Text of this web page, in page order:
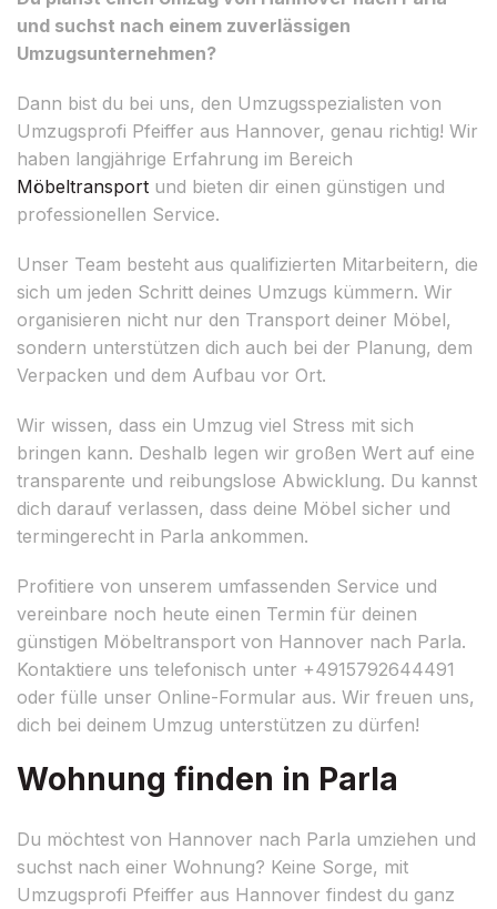
und suchst nach einem zuverlässigen
Umzugsunternehmen?
Dann bist du bei uns, den Umzugsspezialisten von
Umzugsprofi Pfeiffer aus Hannover, genau richtig! Wir
haben langjährige Erfahrung im Bereich
Möbeltransport und bieten dir einen günstigen und
professionellen Service.
Unser Team besteht aus qualifizierten Mitarbeitern, die
sich um jeden Schritt deines Umzugs kümmern. Wir
organisieren nicht nur den Transport deiner Möbel,
sondern unterstützen dich auch bei der Planung, dem
Verpacken und dem Aufbau vor Ort.
Wir wissen, dass ein Umzug viel Stress mit sich
bringen kann. Deshalb legen wir großen Wert auf eine
transparente und reibungslose Abwicklung. Du kannst
dich darauf verlassen, dass deine Möbel sicher und
termingerecht in Parla ankommen.
Profitiere von unserem umfassenden Service und
vereinbare noch heute einen Termin für deinen
günstigen Möbeltransport von Hannover nach Parla.
Kontaktiere uns telefonisch unter +4915792644491
oder fülle unser Online-Formular aus. Wir freuen uns,
dich bei deinem Umzug unterstützen zu dürfen!
Wohnung finden in Parla
Du möchtest von Hannover nach Parla umziehen und
suchst nach einer Wohnung? Keine Sorge, mit
Umzugsprofi Pfeiffer aus Hannover findest du ganz